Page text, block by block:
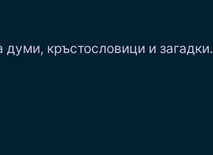
кръстословици и загадки.